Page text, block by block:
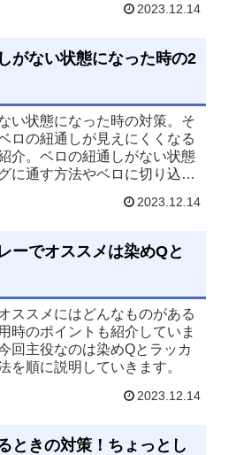
2023.12.14
がない状態になった時の2
い状態になった時の対策。そ
ロの紐通しが見えにくくなる
介。ベロの紐通しがない状態
に通す方法やベロに切り込み
2023.12.14
ーでオススメは染めQと
ススメにはどんなものがある
時のポイントも紹介していま
回主役なのは染めQとラッカ
を順に説明していきます。
2023.12.14
ときの対策！ちょっとし